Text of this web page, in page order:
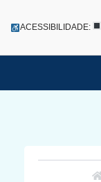
para
ACESSIBILIDADE: